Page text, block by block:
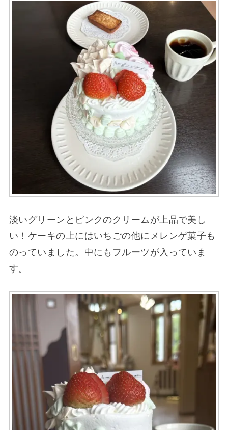
淡いグリーンとピンクのクリームが上品で美し
い！ケーキの上にはいちごの他にメレンゲ菓子も
のっていました。中にもフルーツが入っていま
す。